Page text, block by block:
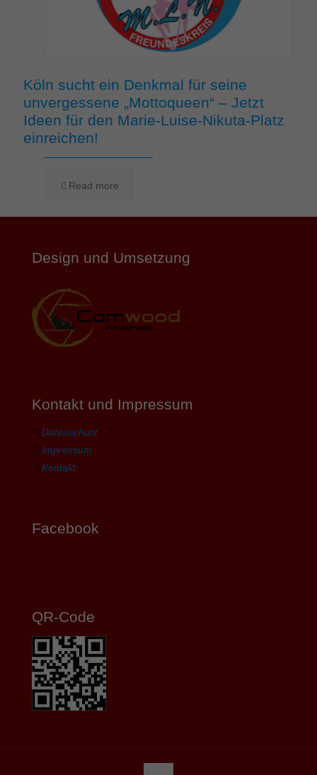
Köln sucht ein Denkmal für seine
unvergessene „Mottoqueen“ – Jetzt
Ideen für den Marie-Luise-Nikuta-Platz
einreichen!
Read more
Design und Umsetzung
Kontakt und Impressum
Datenschutz
Impressum
Kontakt
Facebook
QR-Code